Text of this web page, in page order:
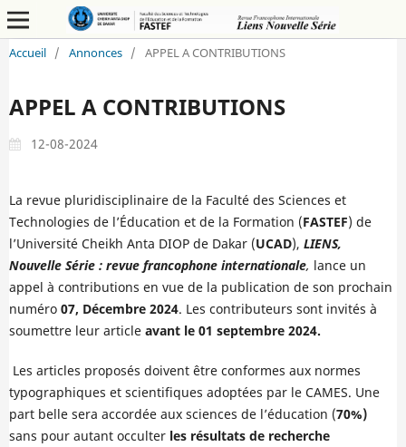
Accueil / Annonces / APPEL A CONTRIBUTIONS
APPEL A CONTRIBUTIONS
12-08-2024
La revue pluridisciplinaire de la Faculté des Sciences et
Technologies de l’Éducation et de la Formation (FASTEF) de
l’Université Cheikh Anta DIOP de Dakar (UCAD), LIENS,
Nouvelle Série : revue francophone internationale, lance un
appel à contributions en vue de la publication de son prochain
numéro 07, Décembre 2024. Les contributeurs sont invités à
soumettre leur article avant le01 septembre 2024.
Les articles proposés doivent être conformes aux normes
typographiques et scientifiques adoptées par le CAMES. Une
part belle sera accordée aux sciences de l’éducation (70%)
sans pour autant occulter les résultats de recherche